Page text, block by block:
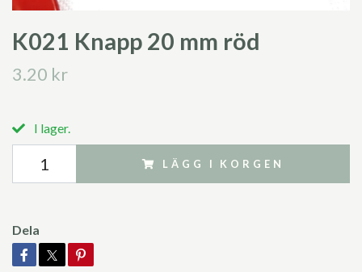
K021 Knapp 20 mm röd
3.20 kr
I lager.
LÄGG I KORGEN
Dela